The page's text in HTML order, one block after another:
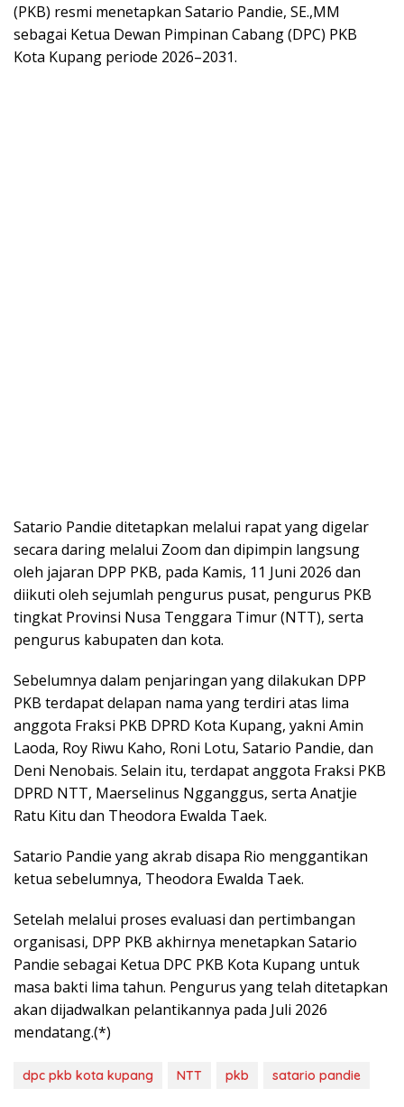
(PKB) resmi menetapkan Satario Pandie, SE.,MM
sebagai Ketua Dewan Pimpinan Cabang (DPC) PKB
Kota Kupang periode 2026–2031.
Satario Pandie ditetapkan melalui rapat yang digelar
secara daring melalui Zoom dan dipimpin langsung
oleh jajaran DPP PKB, pada Kamis, 11 Juni 2026 dan
diikuti oleh sejumlah pengurus pusat, pengurus PKB
tingkat Provinsi Nusa Tenggara Timur (NTT), serta
pengurus kabupaten dan kota.
Sebelumnya dalam penjaringan yang dilakukan DPP
PKB terdapat delapan nama yang terdiri atas lima
anggota Fraksi PKB DPRD Kota Kupang, yakni Amin
Laoda, Roy Riwu Kaho, Roni Lotu, Satario Pandie, dan
Deni Nenobais. Selain itu, terdapat anggota Fraksi PKB
DPRD NTT, Maerselinus Ngganggus, serta Anatjie
Ratu Kitu dan Theodora Ewalda Taek.
Satario Pandie yang akrab disapa Rio menggantikan
ketua sebelumnya, Theodora Ewalda Taek.
Setelah melalui proses evaluasi dan pertimbangan
organisasi, DPP PKB akhirnya menetapkan Satario
Pandie sebagai Ketua DPC PKB Kota Kupang untuk
masa bakti lima tahun. Pengurus yang telah ditetapkan
akan dijadwalkan pelantikannya pada Juli 2026
mendatang.(*)
dpc pkb kota kupang NTT pkb satario pandie